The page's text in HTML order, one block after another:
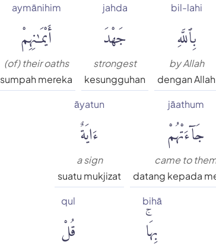
bil-lahi
بِٱللَّهِ
by Allah
dengan Allah
jahda
جَهْدَ
strongest
kesungguhan
aymānihim
أَيْمَٰنِهِمْ
(of) their oaths
sumpah mereka
jāathum
جَآءَتْهُمْ
came to
datang kepada
āyatun
ءَايَةٌ
a sign
suatu mukjizat
bihā
بِهَاۚ
qul
قُلْ